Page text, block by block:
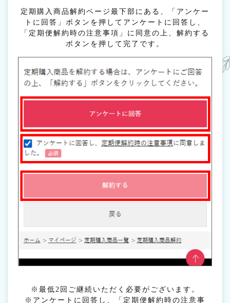
定期購入商品解約ページ最下部にある、「アンケー
トに回答」ボタンを押してアンケートに回答し、
「定期便解約時の注意事項」に同意の上、解約する
ボタンを押して完了です。
※最低2回ご継続いただく必要がございます。
※アンケートに回答し、「定期便解約時の注意事